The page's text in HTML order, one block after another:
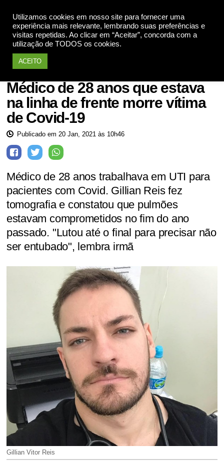
Utilizamos cookies em nosso site para fornecer uma
experiência mais relevante, lembrando suas preferências e
visitas repetidas. Ao clicar em “Aceitar”, concorda com a
utilização de TODOS os cookies.
ACEITO
Saúde
Médico de 28 anos que estava
na linha de frente morre vítima
de Covid-19
Publicado em 20 Jan, 2021 às 10h46
Médico de 28 anos trabalhava em UTI para
pacientes com Covid. Gillian Reis fez
tomografia e constatou que pulmões
estavam comprometidos no fim do ano
passado. "Lutou até o final para precisar não
ser entubado", lembra irmã
Gillian Vitor Reis